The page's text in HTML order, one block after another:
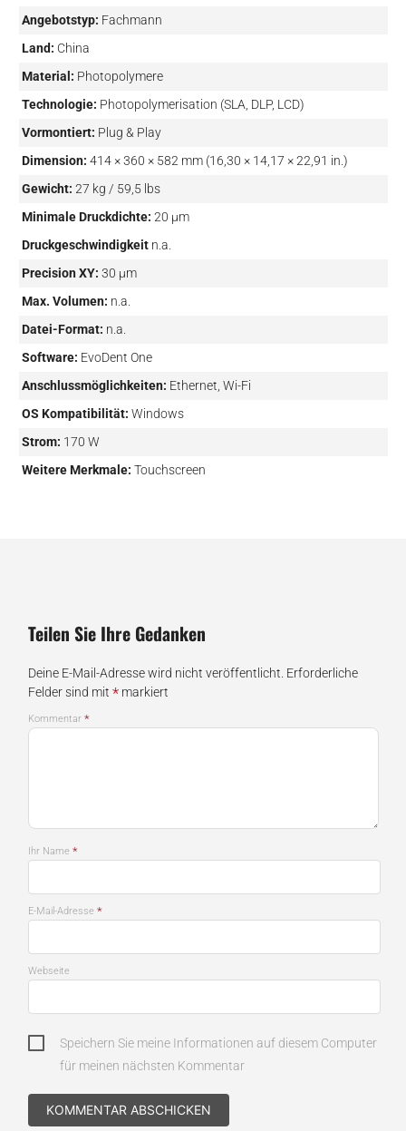
Angebotstyp: Fachmann
Land: China
Material: Photopolymere
Technologie: Photopolymerisation (SLA, DLP, LCD)
Vormontiert: Plug & Play
Dimension: 414 × 360 × 582 mm (16,30 × 14,17 × 22,91 in.)
Gewicht: 27 kg / 59,5 lbs
Minimale Druckdichte: 20 µm
Druckgeschwindigkeit n.a.
Precision XY: 30 µm
Max. Volumen: n.a.
Datei-Format: n.a.
Software: EvoDent One
Anschlussmöglichkeiten: Ethernet, Wi-Fi
OS Kompatibilität: Windows
Strom: 170 W
Weitere Merkmale: Touchscreen
Teilen Sie Ihre Gedanken
Deine E-Mail-Adresse wird nicht veröffentlicht. Erforderliche
Felder sind mit *markiert
Kommentar *
Ihr Name *
E-Mail-Adresse *
Webseite
Speichern Sie meine Informationen auf diesem Computer
für meinen nächsten Kommentar